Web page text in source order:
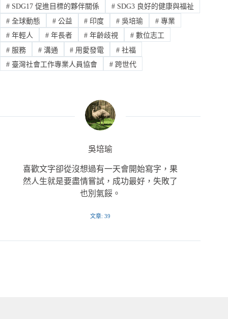
#SDG17 促進目標的夥伴關係 #SDG3 良好的健康與福祉
#全球動態 #公益 # 印度 # 吳培瑜 # 專業
#年輕人 #年長者 # 年齡歧視 # 數位志工
#服務 #溝通 # 用愛發電 # 社福
#臺灣社會工作專業人員協會 #跨世代
吳培瑜
喜歡文字卻從沒想過有一天會開始寫字，果
然人生就是要盡情嘗試，成功最好，失敗了
也別氣餒。
文章: 39